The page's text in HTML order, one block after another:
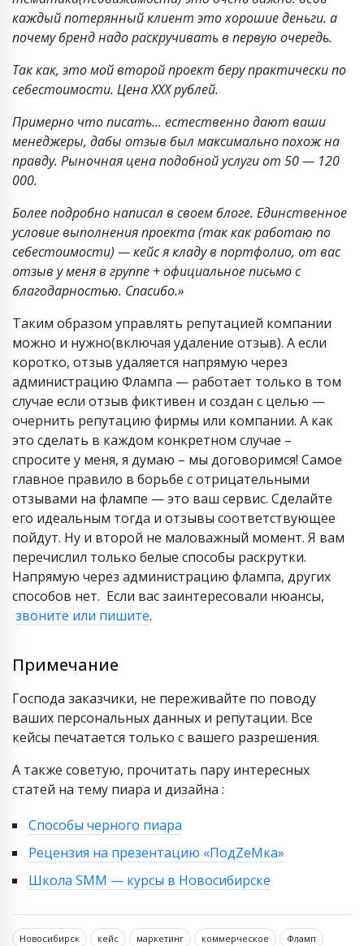
каждый потерянный клиент это хорошие деньги. а
почему бренд надо раскручивать в первую очередь.
Так как, это мой второй проект беру практически по
себестоимости. Цена ХХХ рублей.
Примерно что писать… естественно дают ваши
менеджеры, дабы отзыв был максимально похож на
правду. Рыночная цена подобной услуги от 50 — 120
000.
Более подробно написал в своем блоге. Единственное
условие выполнения проекта (так как работаю по
себестоимости) — кейс я кладу в портфолио, от вас
отзыв у меня в группе + официальное письмо с
благодарностью. Спасибо.»
Таким образом управлять репутацией компании
можно и нужно(включая удаление отзыв). А если
коротко, отзыв удаляется напрямую через
администрацию Флампа — работает только в том
случае если отзыв фиктивен и создан с целью —
очернить репутацию фирмы или компании. А как
это сделать в каждом конкретном случае –
спросите у меня, я думаю – мы договоримся! Самое
главное правило в борьбе с отрицательными
отзывами на флампе — это ваш сервис. Сделайте
его идеальным тогда и отзывы соответствующее
пойдут. Ну и второй не маловажный момент. Я вам
перечислил только белые способы раскрутки.
Напрямую через администрацию флампа, других
способов нет. Если вас заинтересовали нюансы,
звоните или пишите.
Примечание
Господа заказчики, не переживайте по поводу
ваших персональных данных и репутации. Все
кейсы печатается только с вашего разрешения.
А также советую, прочитать пару интересных
статей на тему пиара и дизайна :
Способы черного пиара
Рецензия на презентацию «ПодZeМка»
Школа SMM — курсы в Новосибирске
Новосибирск кейс маркетинг коммерческое Фламп